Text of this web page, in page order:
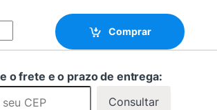
4x4 4k 30Hz quantity
Comprar
o frete e o prazo de entrega:
Consultar